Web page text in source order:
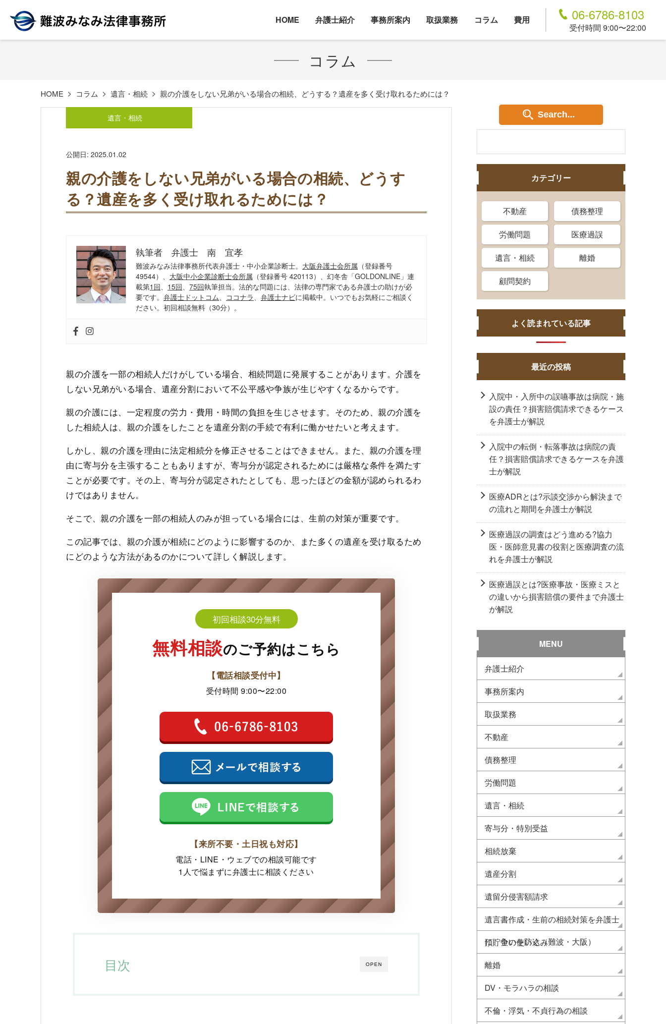
HOME 弁護士紹介 事務所案内 取扱業務 コラム 費用 06-6786-8103
受付時間 9:00〜22:00
コラム
HOME コラム 遺言・相続 親の介護をしない兄弟がいる場合の相続、どうする？遺産を多く受け取れるためには？
遺言・相続
公開日: 2025.01.02
親の介護をしない兄弟がいる場合の相続、どうす
る？遺産を多く受け取れるためには？
執筆者 弁護士 南 宜孝
難波みなみ法律事務所代表弁護士・中小企業診断士。 大阪弁護士会所属 （登録番号
49544）、 大阪中小企業診断士会所属 （登録番号 420113）、幻冬舎「GOLDONLINE」連
載第1回、 15回、 75回執筆担当。法的な問題には、法律の専門家である弁護士の助けが必
要です。 弁護士ドットコム、 ココナラ、 弁護士ナビに掲載中。いつでもお気軽にご相談く
ださい。初回相談無料（30分）。
親の介護を一部の相続人だけがしている場合、相続問題に発展することがあります。介護を
しない兄弟がいる場合、遺産分割において不公平感や争族が生じやすくなるからです。
親の介護には、一定程度の労力・費用・時間の負担を生じさせます。そのため、親の介護を
した相続人は、親の介護をしたことを遺産分割の手続で有利に働かせたいと考えます。
しかし、親の介護を理由に法定相続分を修正させることはできません。また、親の介護を理
由に寄与分を主張することもありますが、寄与分が認定されるためには厳格な条件を満たす
ことが必要です。その上、寄与分が認定されたとしても、思ったほどの金額が認められるわ
けではありません。
そこで、親の介護を一部の相続人のみが担っている場合には、生前の対策が重要です。
この記事では、親の介護が相続にどのように影響するのか、また多くの遺産を受け取るため
にどのような方法があるのかについて詳しく解説します。
初回相談30分無料
無料相談のご予約はこちら
【電話相談受付中】
受付時間 9:00〜22:00
【来所不要・土日祝も対応】
電話・LINE・ウェブでの相談可能です
1人で悩まずに弁護士に相談ください
OPEN
目次
Search...
カテゴリー
不動産 債務整理
労働問題 医療過誤
遺言・相続 離婚
顧問契約
よく読まれている記事
最近の投稿
入院中・入所中の誤嚥事故は病院・施
設の責任？損害賠償請求できるケース
を弁護士が解説
入院中の転倒・転落事故は病院の責
任？損害賠償請求できるケースを弁護
士が解説
医療ADRとは?示談交渉から解決まで
の流れと期間を弁護士が解説
医療過誤の調査はどう進める?協力
医・医師意見書の役割と医療調査の流
れを弁護士が解説
医療過誤とは?医療事故・医療ミスと
の違いから損害賠償の要件まで弁護士
が解説
MENU
弁護士紹介
事務所案内
取扱業務
不動産
債務整理
労働問題
遺言・相続
寄与分・特別受益
相続放棄
遺産分割
遺留分侵害額請求
遺言書作成・生前の相続対策を弁護士
に 争いを防ぐ（難波・大阪）
預貯金の使い込み
離婚
DV・モラハラの相談
不倫・浮気・不貞行為の相談